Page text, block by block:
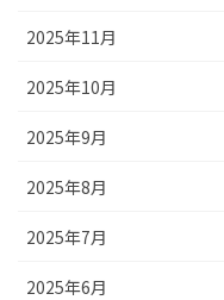
2025年11月
2025年10月
2025年9月
2025年8月
2025年7月
2025年6月